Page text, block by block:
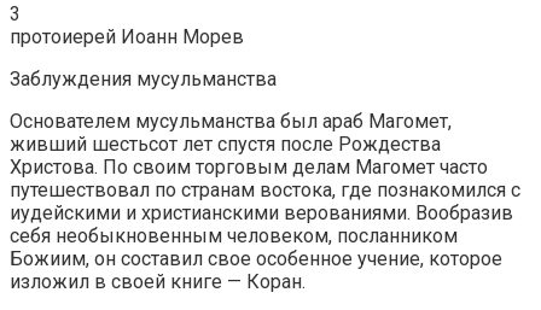
3
протоиерей Иоанн Морев
Заблуждения мусульманства
Основателем мусульманства был араб Магомет,
живший шестьсот лет спустя после Рождества
Христова. По своим торговым делам Магомет часто
путешествовал по странам востока, где познакомился с
иудейскими и христианскими верованиями. Вообразив
себя необыкновенным человеком, посланником
Божиим, он составил свое особенное учение, которое
изложил в своей книге — Коран.